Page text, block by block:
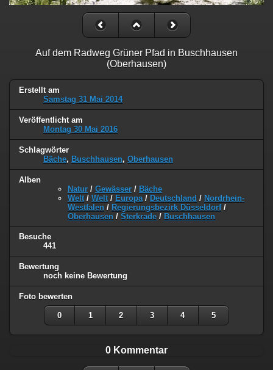
Auf dem Radweg Grüner Pfad in Buschhausen
(Oberhausen)
Erstellt am
Samstag 31 Mai 2014
Veröffentlicht am
Montag 30 Mai 2016
Schlagwörter
Bäche, Buschhausen, Oberhausen
Alben
Natur / Gewässer / Bäche
Welt / Welt / Europa / Deutschland / Nordrhein-
Westfalen / Regierungsbezirk Düsseldorf/
Oberhausen / Sterkrade / Buschhausen
Besuche
441
Bewertung
noch keine Bewertung
Foto bewerten
0 1 2 3 4 5
0 Kommentar